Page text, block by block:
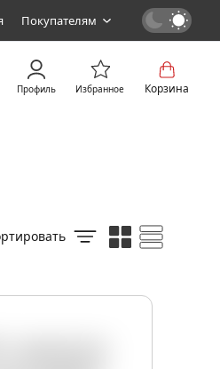
Покупателям
Профиль Избранное Корзина